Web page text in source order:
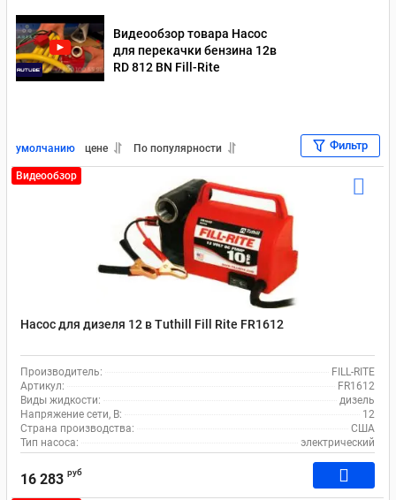
Насосы для перекачки масла 12 В
Насосы для перекачки масла 220 В
Насосы для перекачки дизельного топлива Piusi
Насосы для перекачки масла Piusi
Видеообзор товара Насос
для перекачки бензина 12в
RD 812 BN Fill-Rite
умолчанию цене По популярности Фильтр
Видеообзор
Насос для дизеля 12 в Tuthill Fill Rite FR1612
Производитель:
FILL-RITE
Артикул:
FR1612
Виды жидкости:
дизель
Напряжение сети, В:
12
Страна производства:
США
Тип насоса:
электрический
16 283 руб